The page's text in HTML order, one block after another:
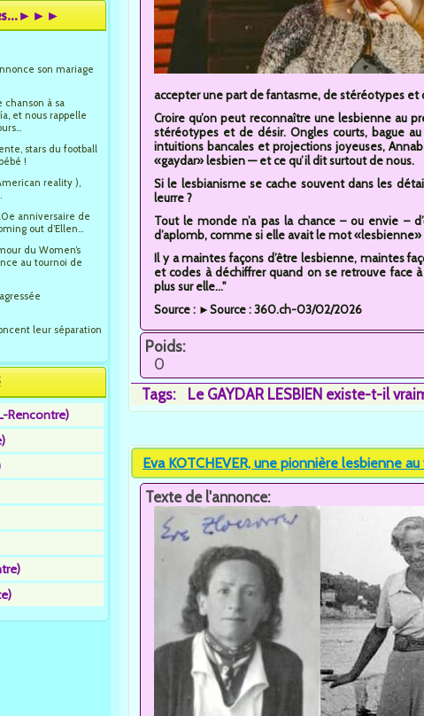
son mariage
chanson à sa
et nous rappelle
stars du football
!
reality ),
anniversaire de
out d’Ellen...
du Women’s
au tournoi de
leur séparation
Rencontre)
accepter une part de fantasme, de stéréotypes et
Croire qu’on peut reconnaître une lesbienne au
stéréotypes et de désir. Ongles courts, bague
intuitions bancales et projections joyeuses,
«gaydar» lesbien — et ce qu’il dit surtout de nous.
Si le lesbianisme se cache souvent dans les
leurre ?
Tout le monde n’a pas la chance – ou envie –
d’aplomb, comme si elle avait le mot «lesbienne»
Il y a maintes façons d’être lesbienne, maintes
et codes à déchiffrer quand on se retrouve face
plus sur elle..."
Source : ►Source : 360.ch-03/02/2026
Poids:
0
Tags:
Le GAYDAR LESBIEN existe-t-il
Eva KOTCHEVER, une pionnière lesbienne
Texte de l'annonce: